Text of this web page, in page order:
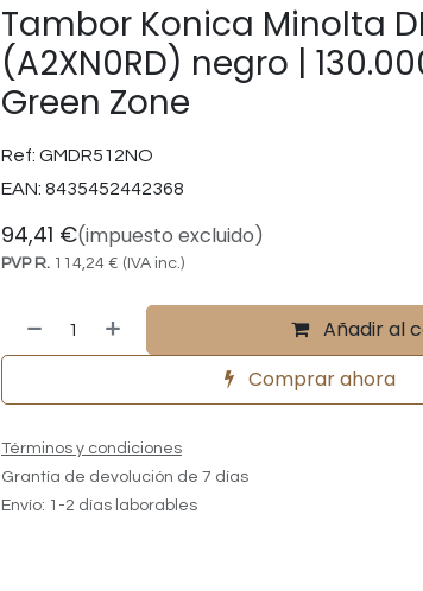
Tambor Konica Minolta
(A2XN0RD) negro |
Green Zone
Ref: GMDR512NO
EAN: 8435452442368
94,41 €(impuesto excluido)
PVP R. 114,24€ (IVA inc.)
Añadir al
Comprar ahora
Términos y condiciones
Grantía de devolución de 7 días
Envío: 1-2 días laborables